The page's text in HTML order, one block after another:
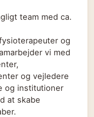
team med ca.
og
vi med
og vejledere
og institutioner
at skabe